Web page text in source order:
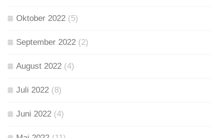
Oktober 2022 (5)
September 2022 (2)
August 2022 (4)
Juli 2022 (8)
Juni 2022 (4)